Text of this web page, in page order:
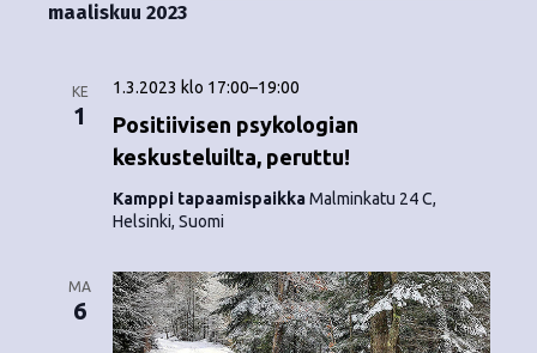
a
v
V
i
i
maaliskuu 2023
KE
1
Positiivisen psykologian
keskusteluilta, peruttu!
1.3.2023 klo 17:00–19:00
Kamppi tapaamispaikkaMalminkatu 24 C,
Helsinki, Suomi
MA
6